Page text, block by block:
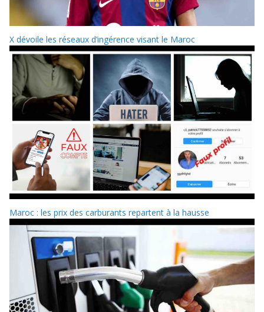
X dévoile les réseaux d’ingérence visant le Maroc
Maroc : les prix des carburants repartent à la hausse